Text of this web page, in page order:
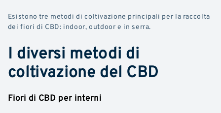
Esistono tre metodi di coltivazione principali per la raccolta
dei fiori di CBD: indoor, outdoor e in serra.
I diversi metodi di
coltivazione del CBD
Fiori di CBD per interni